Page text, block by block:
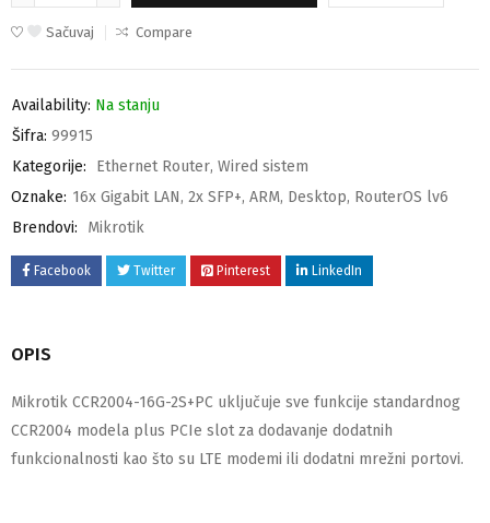
Sačuvaj Compare
Availability: Na stanju
Šifra: 99915
Kategorije:
Ethernet Router, Wired sistem
Oznake: 16x Gigabit LAN, 2x SFP+, ARM, Desktop, RouterOS lv6
Brendovi:
Mikrotik
Facebook Twitter Pinterest LinkedIn
OPIS
Mikrotik CCR2004-16G-2S+PC uključuje sve funkcije standardnog
CCR2004 modela plus PCIe slot za dodavanje dodatnih
funkcionalnosti kao što su LTE modemi ili dodatni mrežni portovi.